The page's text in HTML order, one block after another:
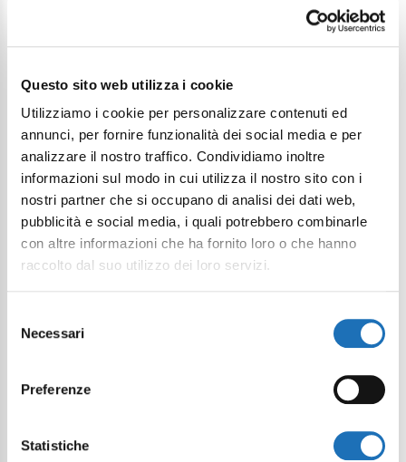
Questo sito web utilizza i cookie
Utilizziamo i cookie per personalizzare contenuti ed
annunci, per fornire funzionalità dei social media e per
analizzare il nostro traffico. Condividiamo inoltre
informazioni sul modo in cui utilizza il nostro sito con i
nostri partner che si occupano di analisi dei dati web,
pubblicità e social media, i quali potrebbero combinarle
con altre informazioni che ha fornito loro o che hanno
raccolto dal suo utilizzo dei loro servizi.
delNecessari
Preferenze
Statistiche
Continua a esplorare
Il tuo viaggio digitale dentro Cesenatico